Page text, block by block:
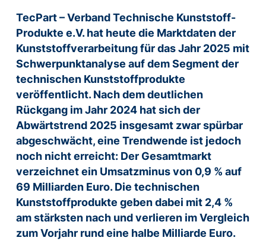
TecPart – Verband Technische Kunststoff-
Produkte e.V. hat heute die Marktdaten der
Kunststoffverarbeitung für das Jahr 2025 mit
Schwerpunktanalyse auf dem Segment der
technischen Kunststoffprodukte
veröffentlicht. Nach dem deutlichen
Rückgang im Jahr 2024 hat sich der
Abwärtstrend 2025 insgesamt zwar spürbar
abgeschwächt, eine Trendwende ist jedoch
noch nicht erreicht: Der Gesamtmarkt
verzeichnet ein Umsatzminus von 0,9 % auf
69 Milliarden Euro. Die technischen
Kunststoffprodukte geben dabei mit 2,4 %
am stärksten nach und verlieren im Vergleich
zum Vorjahr rund eine halbe Milliarde Euro.